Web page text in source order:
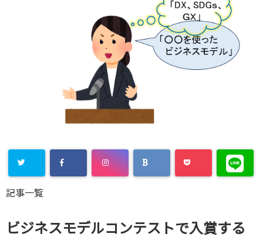
array key
記事一覧
ビジネスモデルコンテストで入賞する